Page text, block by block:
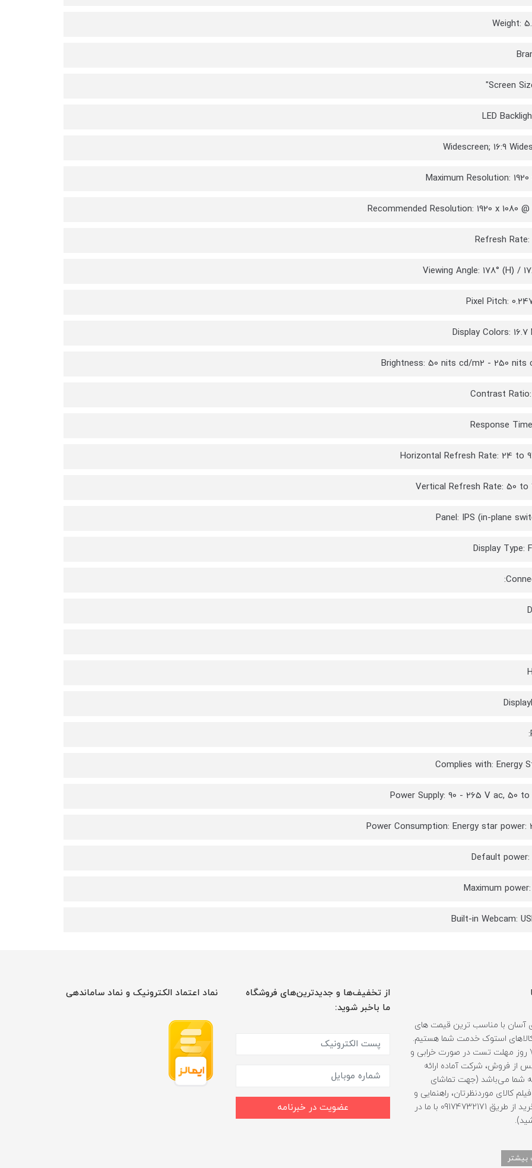
Weight:
Screen
LED
Widescreen; 16:9
Maximum Resolution: 1920
Recommended Resolution: 1920 x 1080
Refresh Rate:
Viewing Angle: 178° (H) /
Pixel Pitch:
Display Colors: 16.7
Brightness: 50 nits cd/m2 - 250 nits
Contrast Ratio:
Response
Horizontal Refresh Rate: 24 to
Vertical Refresh Rate: 50 to
Panel: IPS (in-plane
Display Type:
Complies with: Energy
Power Supply: 90 - 265 V ac, 50 to
Power Consumption: Energy star power:
Default
Maximum
Built-in Webcam:
آسان با مناسب ترین قیمت های
کالاهای استوک خدمت شما هستیم.
همراه با 7 روز مهلت تست در صورت خرابی و
از فروش، شرکت آماده ارائه
شما می‌باشد (جهت تماشای
کالای موردنظرتان، راهنمایی و
مشاوره خرید از طریق 09174732171 با ما در
بیشتر
از تخفیف‌ها و جدیدترین‌های فروشگاه
ما باخبر شوید:
عضویت در خبرنامه
نماد اعتماد الکترونیک و نماد ساماندهی